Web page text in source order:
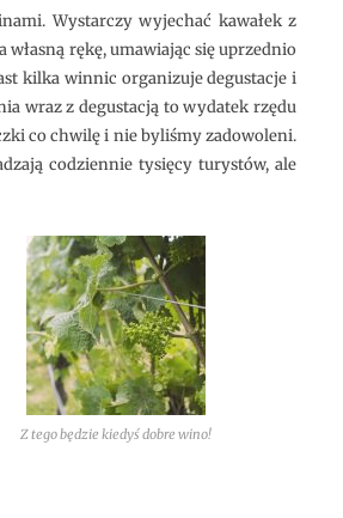
Wystarczy wyjechać kawałek z
rękę, umawiając się uprzednio
kilka winnic organizuje degustacje i
wraz z degustacją to wydatek rzędu
co chwilę i nie byliśmy zadowoleni.
codziennie tysięcy turystów, ale
Z tego będzie kiedyś dobre wino!